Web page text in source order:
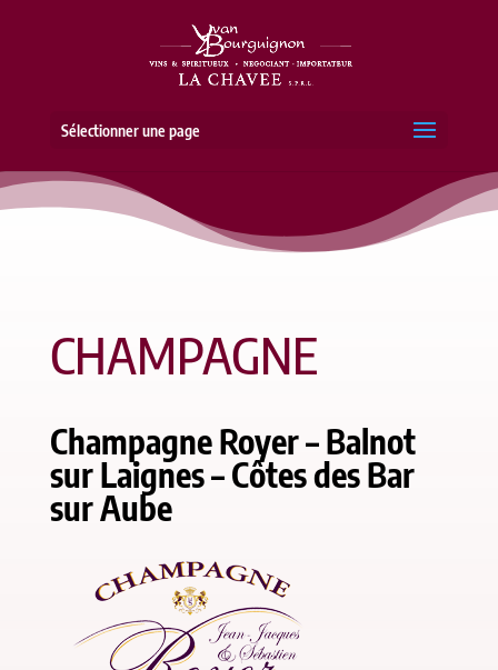
Sélectionner une page
CHAMPAGNE
Champagne Royer – Balnot
sur Laignes – Côtes des Bar
sur Aube